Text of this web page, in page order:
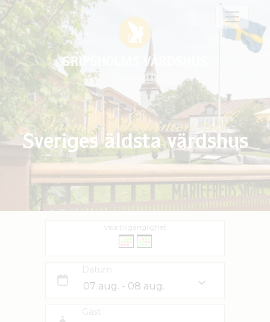
Varmt välkommen till
Sveriges äldsta värdshus
Visa tillgänglighet
Datum
Gäst